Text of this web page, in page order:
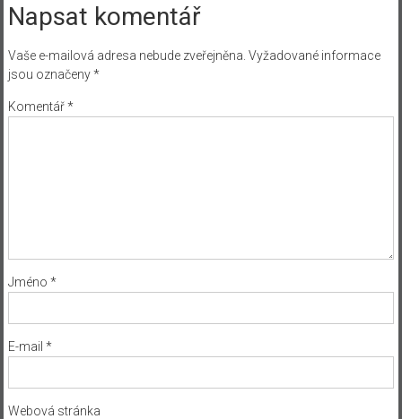
Napsat komentář
Vaše e-mailová adresa nebude zveřejněna. Vyžadované informace
jsou označeny*
Komentář*
Jméno *
E-mail *
Webová stránka